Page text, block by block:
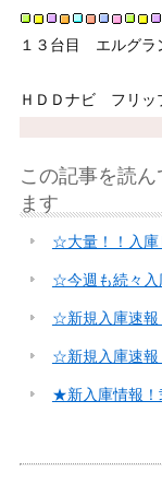
１３台目　エルグ
ＨＤＤナビ　フリ
この記事を読
ます
☆大量！！入庫
☆今週も続々
☆新規入庫速報
☆新規入庫速
★新入庫情報